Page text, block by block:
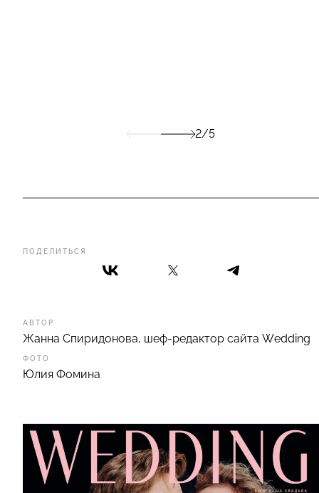
ПОДЕЛИТЬСЯ
АВТОР
Жанна Спиридонова, шеф-редактор сайта Wedding
ФОТО
Юлия Фомина
2/5